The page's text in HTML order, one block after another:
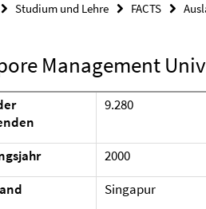
Studium und Lehre FACTS
Management
9.280
2000
Singapur